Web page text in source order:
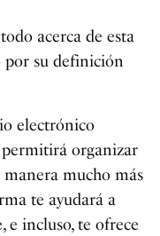
acerca de esta
por su definición
electrónico
organizar
manera mucho más
te ayudará a
e incluso, te ofrece